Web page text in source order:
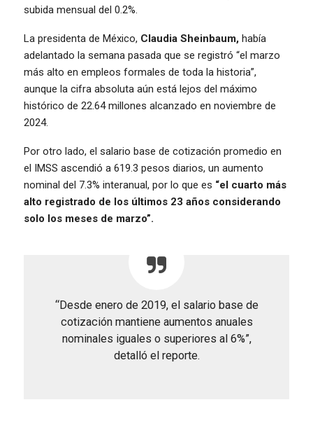
subida mensual del 0.2%.
La presidenta de México, Claudia Sheinbaum, había
adelantado la semana pasada que se registró “el marzo
más alto en empleos formales de toda la historia”,
aunque la cifra absoluta aún está lejos del máximo
histórico de 22.64 millones alcanzado en noviembre de
2024.
Por otro lado, el salario base de cotización promedio en
el IMSS ascendió a 619.3 pesos diarios, un aumento
nominal del 7.3% interanual, por lo que es “el cuarto más
alto registrado de los últimos 23 años considerando
solo los meses de marzo”.
“Desde enero de 2019, el salario base de
cotización mantiene aumentos anuales
nominales iguales o superiores al 6%”,
detalló el reporte.